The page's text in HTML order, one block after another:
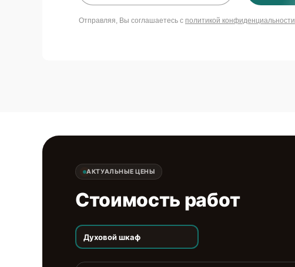
Отправляя, Вы соглашаетесь с политикой конфиденциальности
АКТУАЛЬНЫЕ ЦЕНЫ
Стоимость работ
Духовой шкаф